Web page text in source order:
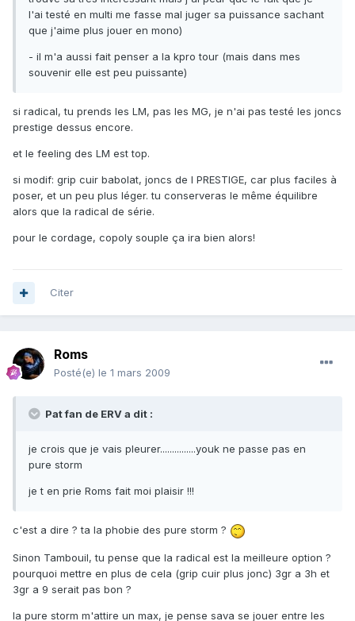
l'ai testé en multi me fasse mal juger sa puissance sachant
que j'aime plus jouer en mono)
- il m'a aussi fait penser a la kpro tour (mais dans mes
souvenir elle est peu puissante)
si radical, tu prends les LM, pas les MG, je n'ai pas testé les joncs
prestige dessus encore.
et le feeling des LM est top.
si modif: grip cuir babolat, joncs de I PRESTIGE, car plus faciles à
poser, et un peu plus léger. tu conserveras le même équilibre
alors que la radical de série.
pour le cordage, copoly souple ça ira bien alors!
Citer
Roms
Posté(e) le 1 mars 2009
Pat fan de ERV a dit :
je crois que je vais pleurer...............youk ne passe pas en
pure storm
je t en prie Roms fait moi plaisir !!!
c'est a dire ? ta la phobie des pure storm ?
Sinon Tambouil, tu pense que la radical est la meilleure option ?
pourquoi mettre en plus de cela (grip cuir plus jonc) 3gr a 3h et
3gr a 9 serait pas bon ?
la pure storm m'attire un max, je pense sava se jouer entre les